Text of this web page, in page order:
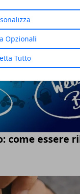
Opzionali
Tutto
come essere